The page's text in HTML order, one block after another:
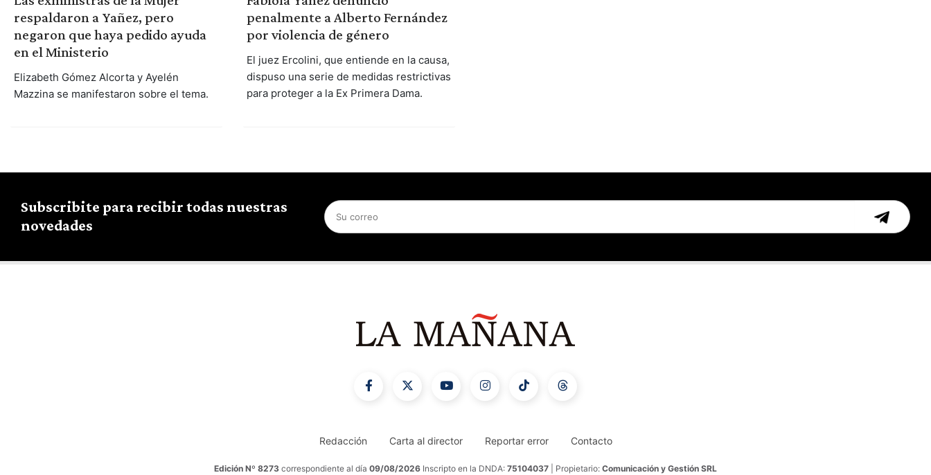
respaldaron a Yañez, pero
negaron que haya pedido ayuda
en el Ministerio
Elizabeth Gómez Alcorta y Ayelén
Mazzina se manifestaron sobre el tema.
penalmente a Alberto Fernández
por violencia de género
El juez Ercolini, que entiende en la causa,
dispuso una serie de medidas restrictivas
para proteger a la Ex Primera Dama.
Subscribite para recibir todas nuestras
novedades
Redacción Carta al director Reportar error Contacto
Edición Nº 8273 correspondiente al día 09/08/2026 Inscripto en la DNDA: 75104037 | Propietario: Comunicación y Gestión SRL